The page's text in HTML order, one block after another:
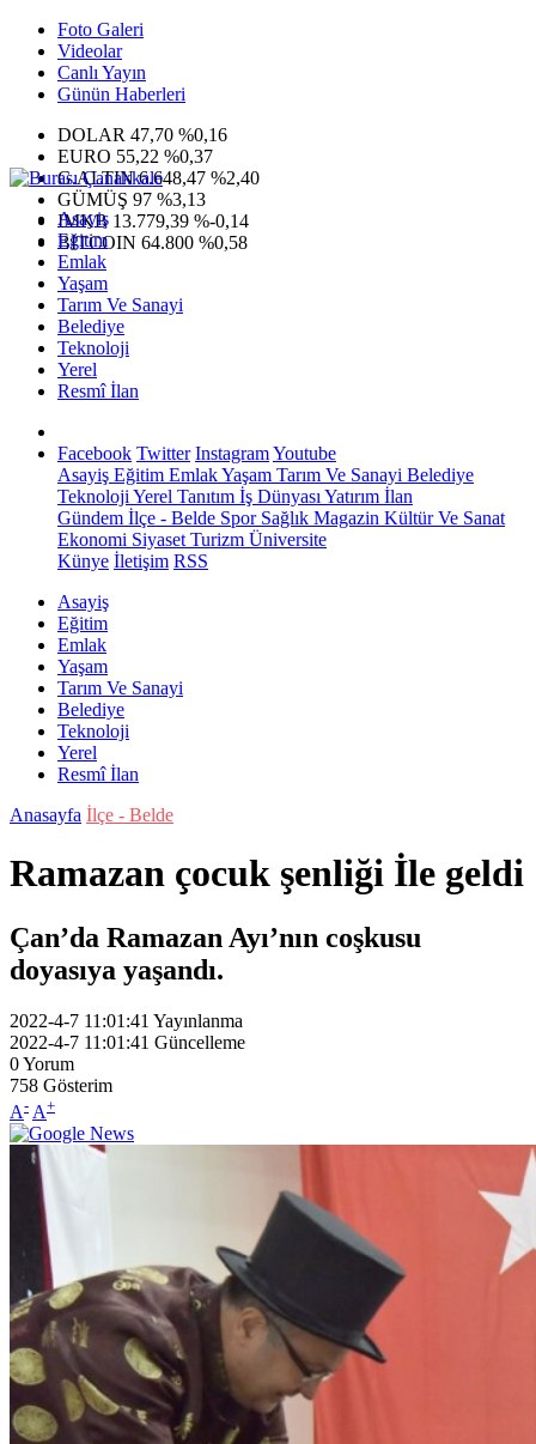
Foto Galeri
Videolar
Canlı Yayın
Günün Haberleri
DOLAR 47,70 %0,16
EURO 55,22 %0,37
G.ALTIN6.648,47 %2,40
GÜMÜŞ 97 %3,13
IMKB 13.779,39 %-0,14
BITCOIN 64.800 %0,58
Asayiş
Eğitim
Emlak
Yaşam
Tarım Ve Sanayi
Belediye
Teknoloji
Yerel
Resmî İlan
Facebook Twitter InstagramYoutube
Asayiş Eğitim EmlakYaşam Tarım Ve Sanayi Belediye
Teknoloji Yerel Tanıtım İş Dünyası Yatırım İlan
Gündem İlçe - Belde SporSağlık Magazin Kültür Ve Sanat
Ekonomi Siyaset Turizm Üniversite
Künye İletişim RSS
Asayiş
Eğitim
Emlak
Yaşam
Tarım Ve Sanayi
Belediye
Teknoloji
Yerel
Resmî İlan
Anasayfa İlçe - Belde
Ramazan çocuk şenliği İle geldi
Çan’da Ramazan Ayı’nın coşkusu
doyasıya yaşandı.
2022-4-7 11:01:41 Yayınlanma
2022-4-7 11:01:41 Güncelleme
0Yorum
758 Gösterim
A- A+